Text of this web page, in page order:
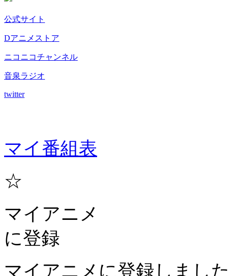
公式サイト
Dアニメストア
ニコニコチャンネル
音泉ラジオ
twitter
マイ番組表
☆
マイアニメ
に登録
マイアニメに登録しまし